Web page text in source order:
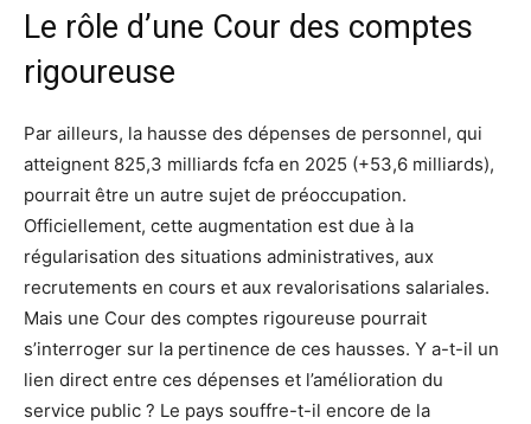
Le rôle d’une Cour des comptes
rigoureuse
Par ailleurs, la hausse des dépenses de personnel, qui
atteignent 825,3 milliards fcfa en 2025 (+53,6 milliards),
pourrait être un autre sujet de préoccupation.
Officiellement, cette augmentation est due à la
régularisation des situations administratives, aux
recrutements en cours et aux revalorisations salariales.
Mais une Cour des comptes rigoureuse pourrait
s’interroger sur la pertinence de ces hausses. Y a-t-il un
lien direct entre ces dépenses et l’amélioration du
service public ? Le pays souffre-t-il encore de la